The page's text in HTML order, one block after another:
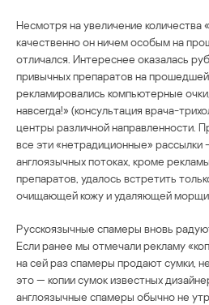
Несмотря на увеличение количества
качественно он ничем особым на
отличался. Интереснее оказалась
привычных препаратов на
рекламировались компьютерные
навсегда!» (консультация врача-
центры различной направленности.
все эти «нетрадиционные»
англоязычных потоках, кроме
препаратов, удалось встретить
очищающей кожу и удаляющей
Русскоязычные спамеры вновь
Если ранее мы отмечали рекламу
на сей раз спамеры продают сумки,
это — копии сумок известных
англоязычные спамеры обычно не